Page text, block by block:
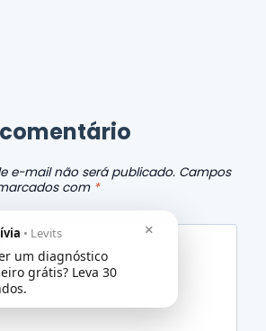
e-mail não será publicado. Campos
com *
×
• Levits
um diagnóstico
grátis? Leva 30